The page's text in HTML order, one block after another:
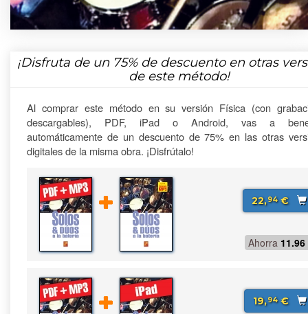
¡Disfruta de un 75%de descuento en otras
de este método!
Al comprar este método en su versión Física (con
descargables), PDF, iPad o Android, vas a
automáticamente de un descuento de 75% en las otras
digitales de la misma obra. ¡Disfrútalo!
22,94€
Ahorra 11.96
19,94€